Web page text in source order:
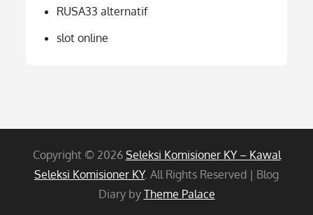
RUSA33 alternatif
slot online
Copyright © 2026 Seleksi Komisioner KY – Kawal
Seleksi Komisioner KY. All Rights Reserved | Blog
Diary by Theme Palace